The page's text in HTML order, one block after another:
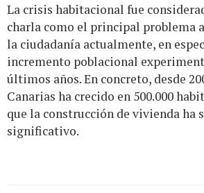
La crisis habitacional fue
charla como el principal problema
la ciudadanía actualmente, en
incremento poblacional
últimos años. En concreto, desde
Canarias ha crecido en 500.000
que la construcción de vivienda ha
significativo.